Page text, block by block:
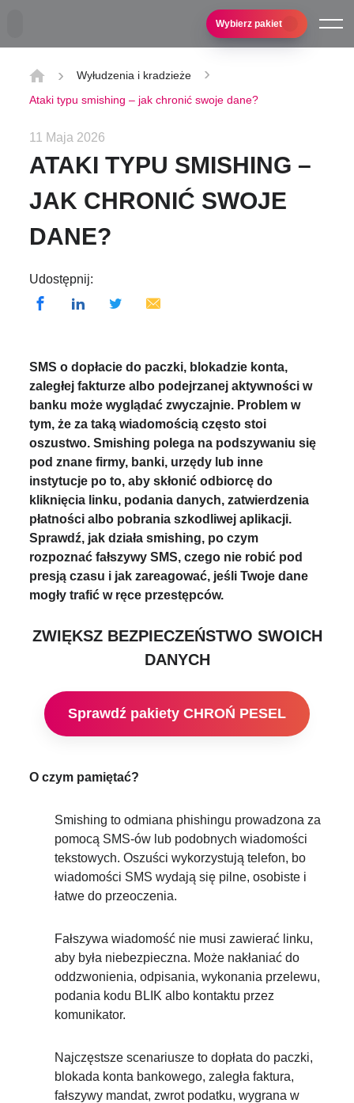
Wybierz pakiet
Wyłudzenia i kradzieże
Ataki typu smishing – jak chronić swoje dane?
11 Maja 2026
ATAKI TYPU SMISHING –
JAK CHRONIĆ SWOJE
DANE?
Udostępnij:
SMS o dopłacie do paczki, blokadzie konta,
zaległej fakturze albo podejrzanej aktywności w
banku może wyglądać zwyczajnie. Problem w
tym, że za taką wiadomością często stoi
oszustwo. Smishing polega na podszywaniu się
pod znane firmy, banki, urzędy lub inne
instytucje po to, aby skłonić odbiorcę do
kliknięcia linku, podania danych, zatwierdzenia
płatności albo pobrania szkodliwej aplikacji.
Sprawdź, jak działa smishing, po czym
rozpoznać fałszywy SMS, czego nie robić pod
presją czasu i jak zareagować, jeśli Twoje dane
mogły trafić w ręce przestępców.
ZWIĘKSZ BEZPIECZEŃSTWO SWOICH
DANYCH
Sprawdź pakiety CHROŃ PESEL
O czym pamiętać?
Smishing to odmiana phishingu prowadzona za
pomocą SMS-ów lub podobnych wiadomości
tekstowych. Oszuści wykorzystują telefon, bo
wiadomości SMS wydają się pilne, osobiste i
łatwe do przeoczenia.
Fałszywa wiadomość nie musi zawierać linku,
aby była niebezpieczna. Może nakłaniać do
oddzwonienia, odpisania, wykonania przelewu,
podania kodu BLIK albo kontaktu przez
komunikator.
Najczęstsze scenariusze to dopłata do paczki,
blokada konta bankowego, zaległa faktura,
fałszywy mandat, zwrot podatku, wygrana w